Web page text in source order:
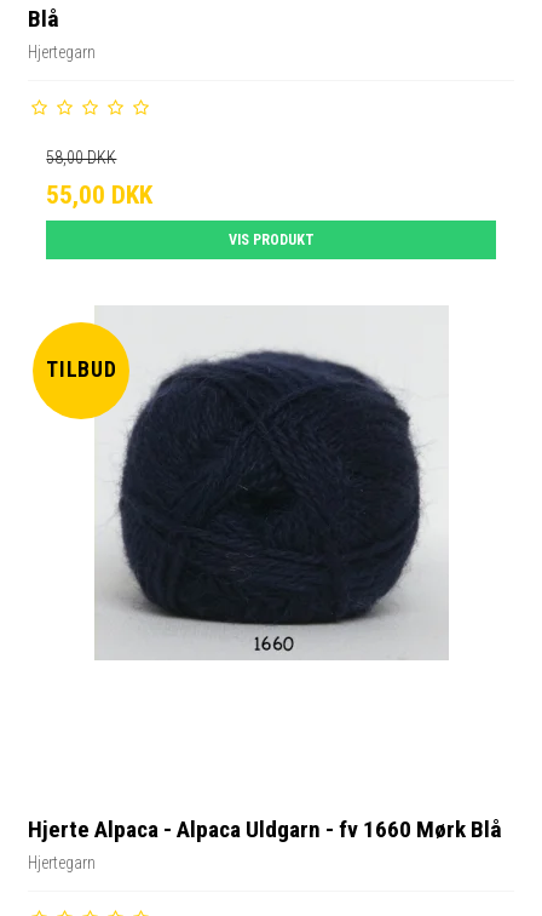
Blå
Hjertegarn
58,00 DKK
55,00 DKK
VIS PRODUKT
TILBUD
Hjerte Alpaca - Alpaca Uldgarn - fv 1660 Mørk Blå
Hjertegarn